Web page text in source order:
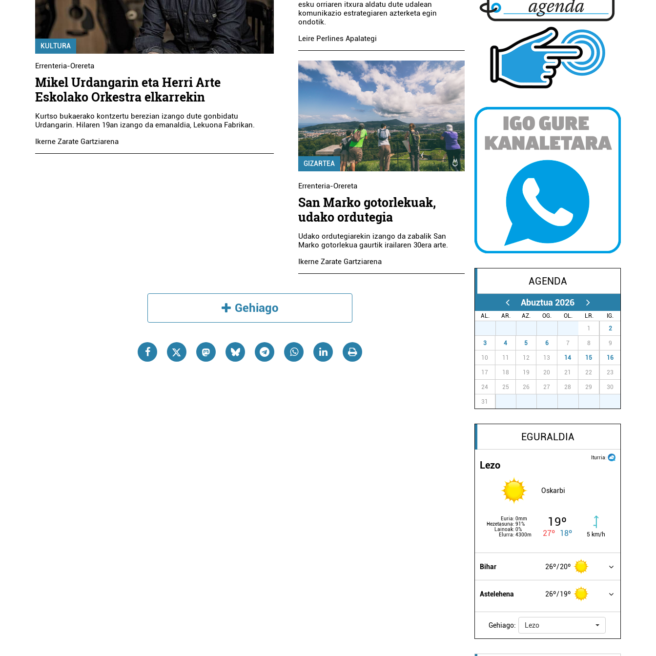
KULTURA
Errenteria-Orereta
Mikel Urdangarin eta Herri Arte
Eskolako Orkestra elkarrekin
Kurtso bukaerako kontzertu berezian izango dute gonbidatu
Urdangarin. Hilaren 19an izango da emanaldia, Lekuona Fabrikan.
Ikerne Zarate Gartziarena
esku orriaren itxura aldatu dute udalean
komunikazio estrategiaren azterketa egin
ondotik.
Leire Perlines Apalategi
GIZARTEA
Errenteria-Orereta
San Marko gotorlekuak,
udako ordutegia
Udako ordutegiarekin izango da zabalik San
Marko gotorlekua gaurtik irailaren 30era arte.
Ikerne Zarate Gartziarena
Gehiago
AGENDA
Abuztua 2026
AL. AR. AZ. OG. OL. LR.
IG.
1 2
3 4 5 6 7 8 9
10 11 12 13 14 15 16
17 18 19 20 21 22 23
24 25 26 27 28 29 30
31
EGURALDIA
Iturria:
Lezo
Oskarbi
Euria: 0mm
Hezetasuna: 91%
Lainoak: 0%
Elurra: 4300m
19º
27º 18º 5 km/h
Bihar 26º 20º
Astelehena 26º 19º
Gehiago: Lezo